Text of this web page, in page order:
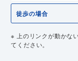
徒歩の場合
※ 上のリンクが動かな
てください。